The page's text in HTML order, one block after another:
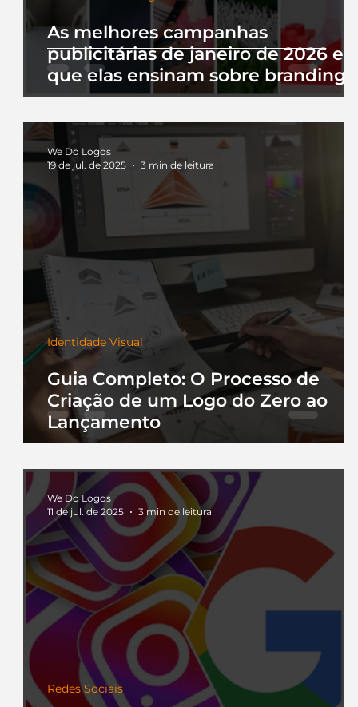
As melhores campanhas
publicitárias de janeiro de 2026 e
que elas ensinam sobre branding
Guia Completo: O Processo de
Criação de um Logo do Zero ao
Lançamento
Identidade Visual
We Do Logos
19 de jul. de 2025
3 min de leitura
Redes Sociais
We Do Logos
11 de jul. de 2025
3 min de leitura